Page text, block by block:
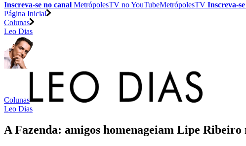
Inscreva-se no canal MetrópolesTV noYouTubeMetrópolesTV Inscreva-se
Página Inicial
Colunas
Leo Dias
Colunas
Leo Dias
A Fazenda: amigos homenageiam Lipe